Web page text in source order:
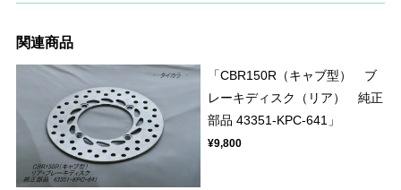
関連商品
「CBR150R（キャブ型） ブ
レーキディスク（リア） 純正
部品 43351-KPC-641」
¥9,800